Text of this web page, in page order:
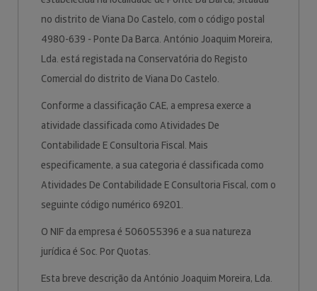
no distrito de Viana Do Castelo, com o código postal
4980-639 - Ponte Da Barca. António Joaquim Moreira,
Lda. está registada na Conservatória do Registo
Comercial do distrito de Viana Do Castelo.
Conforme a classificação CAE, a empresa exerce a
atividade classificada como Atividades De
Contabilidade E Consultoria Fiscal. Mais
especificamente, a sua categoria é classificada como
Atividades De Contabilidade E Consultoria Fiscal, com o
seguinte código numérico 69201.
O NIF da empresa é 506055396 e a sua natureza
jurídica é Soc. Por Quotas.
Esta breve descrição da António Joaquim Moreira, Lda.